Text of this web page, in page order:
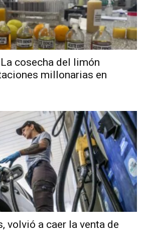
cosecha del limón
millonarias en
volvió a caer la venta de